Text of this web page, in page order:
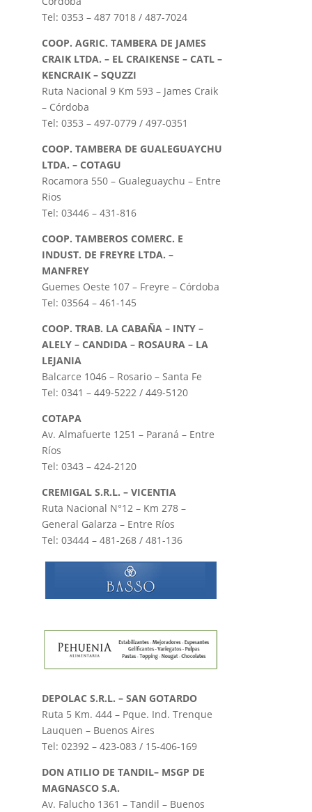
Tel: 0353 – 487 7018 / 487-7024
COOP. AGRIC. TAMBERA DE JAMES
CRAIK LTDA. – EL CRAIKENSE – CATL –
KENCRAIK – SQUZZI
Ruta Nacional 9 Km 593 – James Craik
– Córdoba
Tel: 0353 – 497-0779 / 497-0351
COOP. TAMBERA DE GUALEGUAYCHU
LTDA. – COTAGU
Rocamora 550 – Gualeguaychu – Entre
Rios
Tel: 03446 – 431-816
COOP. TAMBEROS COMERC. E
INDUST. DE FREYRE LTDA. –
MANFREY
Guemes Oeste 107 – Freyre – Córdoba
Tel: 03564 – 461-145
COOP. TRAB. LA CABAÑA – INTY –
ALELY – CANDIDA – ROSAURA – LA
LEJANIA
Balcarce 1046 – Rosario – Santa Fe
Tel: 0341 – 449-5222 / 449-5120
COTAPA
Av. Almafuerte 1251 – Paraná – Entre
Ríos
Tel: 0343 – 424-2120
CREMIGAL S.R.L. – VICENTIA
Ruta Nacional N°12 – Km 278 –
General Galarza – Entre Ríos
Tel: 03444 – 481-268 / 481-136
DEPOLAC S.R.L. – SAN GOTARDO
Ruta 5 Km. 444 – Pque. Ind. Trenque
Lauquen – Buenos Aires
Tel: 02392 – 423-083 / 15-406-169
DON ATILIO DE TANDIL– MSGP DE
MAGNASCO S.A.
Av. Falucho 1361 – Tandil – Buenos